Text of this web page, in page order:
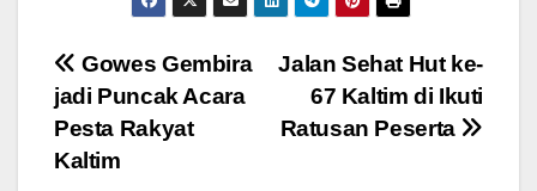
Navigasi
pos
Jalan Sehat Hut ke-
67 Kaltim di Ikuti
Ratusan Peserta
Gowes Gembira
jadi Puncak Acara
Pesta Rakyat
Kaltim